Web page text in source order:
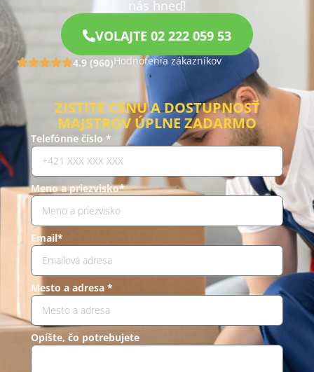
nás hneď!
VOLAJTE 02 222 059 53
4.9 (960)Hodnotenia zákazníkov
ZISTITE CENU A DOSTUPNOSŤ
MAJSTROV ÚPLNE ZADARMO
Telefónne číslo *
Meno a priezvisko*
Email*
Mesto a adresa *
Opíšte, čo potrebujete